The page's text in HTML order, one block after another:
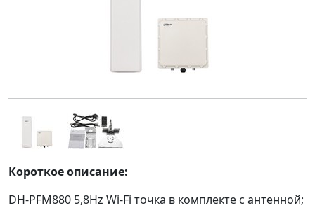
Короткое описание:
DH-PFM880 5,8Hz Wi-Fi точка в комплекте с антенной;